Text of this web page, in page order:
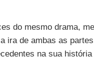
do mesmo drama,
ira de ambas as
na sua história